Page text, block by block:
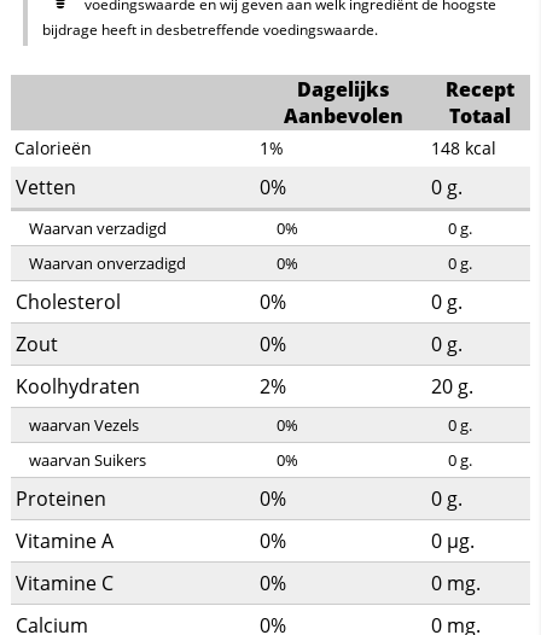
voedingswaarde en wij geven aan welk ingrediënt de hoogste
bijdrage heeft in desbetreffende voedingswaarde.
Dagelijks
Aanbevolen
Recept
Totaal
Calorieën 1% 148 kcal
Vetten 0% 0g.
Waarvan verzadigd 0% 0g.
Waarvan onverzadigd
0% 0g.
Cholesterol 0% 0g.
Zout
0% 0g.
Koolhydraten
2% 20g.
waarvan Vezels 0% 0g.
waarvan Suikers
0% 0g.
Proteinen 0% 0g.
Vitamine A
0% 0 µg.
Vitamine C
0% 0 mg.
Calcium
0% 0 mg.